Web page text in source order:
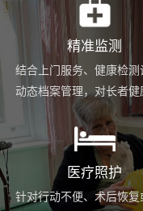
精准监测
结合上门服务、健康检测
动态档案管理，对长者健
进行持续跟踪与基础预
医疗照护
针对行动不便、术后恢复